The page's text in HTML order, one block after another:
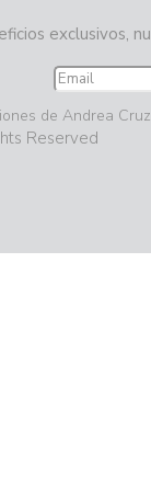
exclusivos,
de Andrea
Reserved